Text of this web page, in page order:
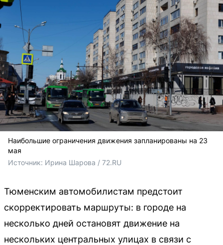
Наибольшие ограничения движения запланированы на 23
мая
Источник: Ирина Шарова / 72.RU
Тюменским автомобилистам предстоит
скорректировать маршруты: в городе на
несколько дней остановят движение на
нескольких центральных улицах в связи с